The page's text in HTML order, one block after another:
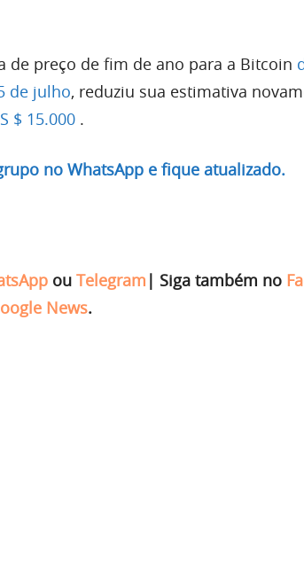
de preço de fim de ano para a Bitcoin
de julho, reduziu sua estimativa
$ 15.000 .
no WhatsApp e fique atualizado.
ou Telegram | Siga também no
News.